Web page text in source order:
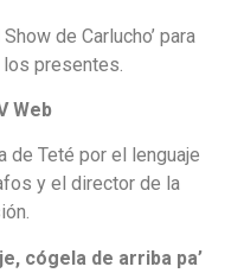
de Carlucho’ para
presentes.
Web
de Teté por el lenguaje
y el director de la
cógela de arriba pa’